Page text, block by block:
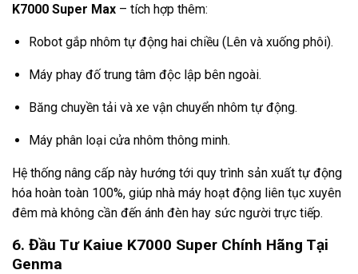
K7000 Super Max – tích hợp thêm:
Robot gắp nhôm tự động hai chiều (Lên và xuống phôi).
Máy phay đố trung tâm độc lập bên ngoài.
Băng chuyền tải và xe vận chuyển nhôm tự động.
Máy phân loại cửa nhôm thông minh.
Hệ thống nâng cấp này hướng tới quy trình sản xuất tự động
hóa hoàn toàn 100%, giúp nhà máy hoạt động liên tục xuyên
đêm mà không cần đến ánh đèn hay sức người trực tiếp.
6. Đầu Tư Kaiue K7000 Super Chính Hãng Tại
Genma